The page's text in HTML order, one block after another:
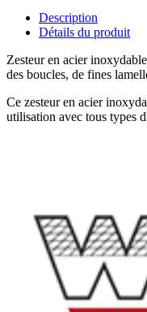
Description
Détails du produit
Zesteur en acier
des boucles, de fines
Ce zesteur en acier
utilisation avec tous types